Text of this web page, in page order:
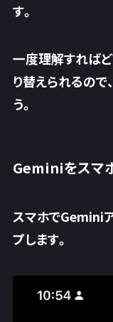
す。
一度理解すれば
り替えられるので
う。
Geminiをスマ
スマホでGemini
プします。